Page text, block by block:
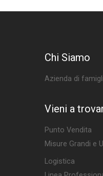
Chi Siamo
Azienda di
Vieni a
Punto Vendita
Misure Grandi e
Logistica